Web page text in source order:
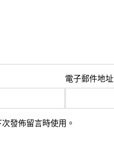
電子郵件地址
發佈留言時使用。